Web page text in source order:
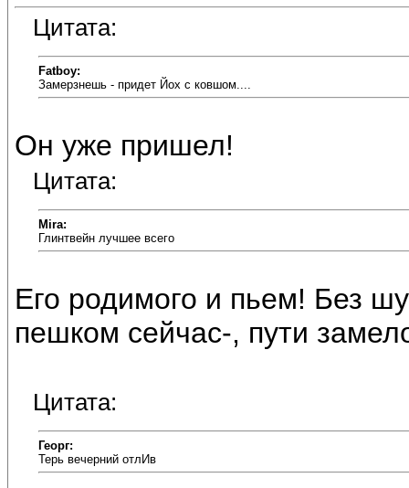
Цитата:
Fatboy:
Замерзнешь - придет Йох с ковшом....
Он уже пришел!
Цитата:
Mira:
Глинтвейн лучшее всего
Его родимого и пьем! Без
пешком сейчас-, пути
Цитата:
Георг:
Терь вечерний отлИв